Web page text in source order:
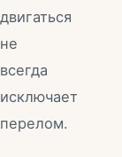
двигаться
не
всегда
исключает
перелом.